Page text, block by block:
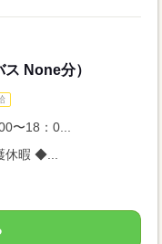
None分）
〜18：0...
休暇 ◆...